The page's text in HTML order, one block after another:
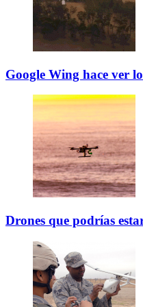
Google Wing hace ver
Drones que podrías